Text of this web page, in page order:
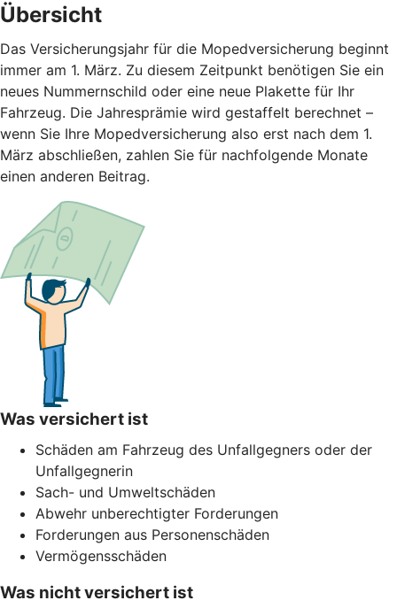
Übersicht
Das Versicherungsjahr für die Mopedversicherung beginnt
immer am 1. März. Zu diesem Zeitpunkt benötigen Sie ein
neues Nummernschild oder eine neue Plakette für Ihr
Fahrzeug. Die Jahresprämie wird gestaffelt berechnet –
wenn Sie Ihre Mopedversicherung also erst nach dem 1.
März abschließen, zahlen Sie für nachfolgende Monate
einen anderen Beitrag.
Was versichert ist
Schäden am Fahrzeug des Unfallgegners oder der
Unfallgegnerin
Sach- und Umweltschäden
Abwehr unberechtigter Forderungen
Forderungen aus Personenschäden
Vermögensschäden
Was nicht versichert ist